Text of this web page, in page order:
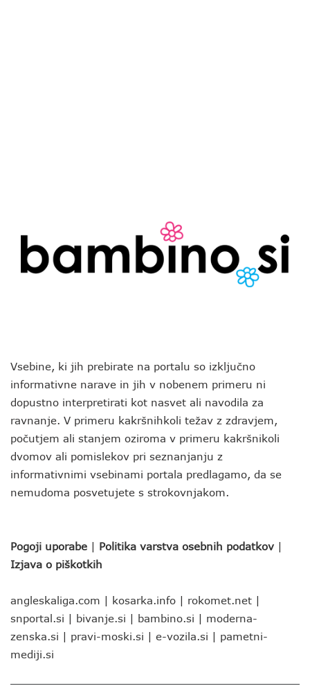
Vsebine, ki jih prebirate na portalu so izključno
informativne narave in jih v nobenem primeru ni
dopustno interpretirati kot nasvet ali navodila za
ravnanje. V primeru kakršnihkoli težav z zdravjem,
počutjem ali stanjem oziroma v primeru kakršnikoli
dvomov ali pomislekov pri seznanjanju z
informativnimi vsebinami portala predlagamo, da se
nemudoma posvetujete s strokovnjakom.
Pogoji uporabe | Politika varstva osebnih podatkov |
Izjava o piškotkih
angleskaliga.com | kosarka.info | rokomet.net |
snportal.si | bivanje.si | bambino.si | moderna-
zenska.si | pravi-moski.si | e-vozila.si | pametni-
mediji.si